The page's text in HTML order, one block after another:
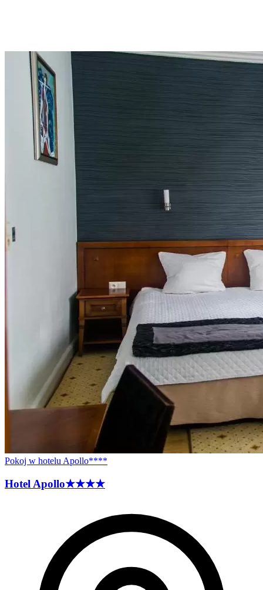
Pokoj w hotelu Apollo****
Hotel Apollo★★★★